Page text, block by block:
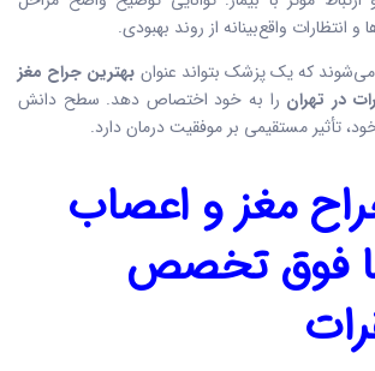
انتظارات واقع‌بینانه از روند بهبودی.
که یک پزشک بتواند عنوان بهترین جراح مغز
در تهران را به خود اختصاص دهد. سطح دانش
تأثیر مستقیمی بر موفقیت درمان دارد.
مغز و اعصاب
فوق تخصص